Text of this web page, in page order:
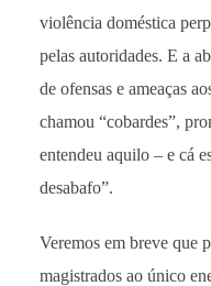
violência doméstica
pelas autoridades. E a
de ofensas e ameaças
chamou “cobardes”,
entendeu aquilo – e cá
desabafo”.
Veremos em breve que
magistrados ao único